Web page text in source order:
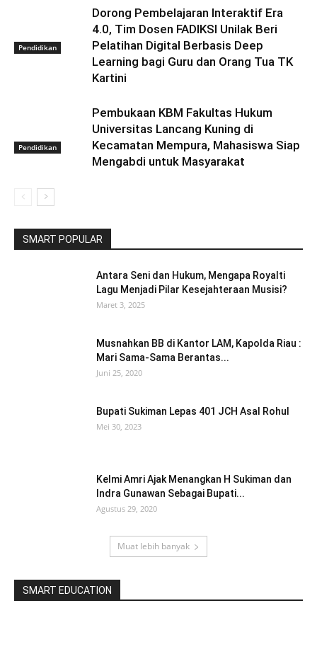
Pendidikan
Dorong Pembelajaran Interaktif Era
4.0, Tim Dosen FADIKSI Unilak Beri
Pelatihan Digital Berbasis Deep
Learning bagi Guru dan Orang Tua TK
Kartini
Pendidikan
Pembukaan KBM Fakultas Hukum
Universitas Lancang Kuning di
Kecamatan Mempura, Mahasiswa Siap
Mengabdi untuk Masyarakat
SMART POPULAR
Antara Seni dan Hukum, Mengapa Royalti
Lagu Menjadi Pilar Kesejahteraan Musisi?
Maret 3, 2025
Musnahkan BB di Kantor LAM, Kapolda Riau :
Mari Sama-Sama Berantas...
Juni 25, 2020
Bupati Sukiman Lepas 401 JCH Asal Rohul
Mei 30, 2023
Kelmi Amri Ajak Menangkan H Sukiman dan
Indra Gunawan Sebagai Bupati...
Agustus 29, 2020
Muat lebih banyak
SMART EDUCATION